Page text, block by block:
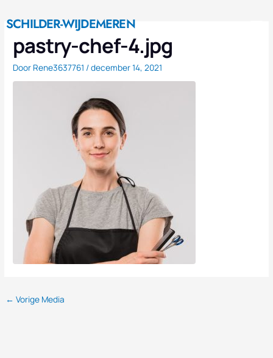
naar
inhoud
SCHILDER-WIJDEMEREN
pastry-chef-4.jpg
Door Rene3637761 /december 14, 2021
← Vorige Media